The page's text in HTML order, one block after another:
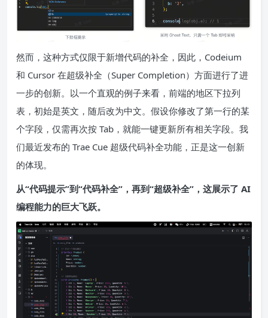
然而，这种方式仅限于新增代码的补全，因此，Codeium
和 Cursor 在超级补全（Super Completion）方面进行了进
一步的创新。以一个直观的例子来看，前端的地区下拉列
表，初始是英文，随后改为中文。假设你修改了第一行的某
个字段，仅需再次按 Tab，就能一键更新所有相关字段。我
们最近发布的 Trae Cue 超级代码补全功能，正是这一创新
的体现。
从“代码提示”到“代码补全”，再到“超级补全”，这展示了 AI
编程能力的巨大飞跃。